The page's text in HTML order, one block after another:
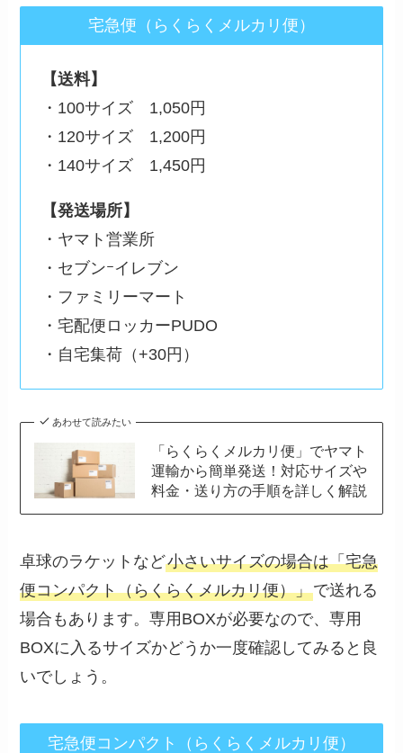
宅急便（らくらくメルカリ便）
【送料】
・100サイズ 1,050円
・120サイズ 1,200円
・140サイズ 1,450円
【発送場所】
・ヤマト営業所
・セブンｰイレブン
・ファミリーマート
・宅配便ロッカーPUDO
・自宅集荷（+30円）
あわせて読みたい
「らくらくメルカリ便」でヤマト
運輸から簡単発送！対応サイズや
料金・送り方の手順を詳しく解説
卓球のラケットなど小さいサイズの場合は「宅急
便コンパクト（らくらくメルカリ便）」で送れる
場合もあります。専用BOXが必要なので、専用
BOXに入るサイズかどうか一度確認してみると良
いでしょう。
宅急便コンパクト（らくらくメルカリ便）